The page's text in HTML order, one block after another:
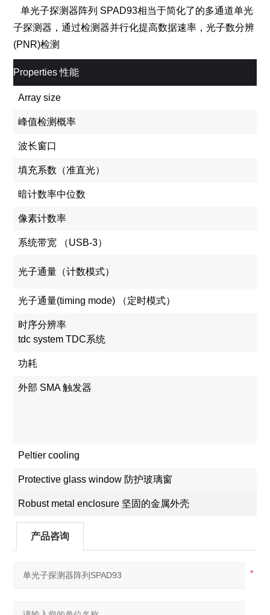
单光子探测器阵列 SPAD93相当于简化了的多通道单光
子探测器，通过检测器并行化提高数据速率，光子数分辨
(PNR)检测
Properties 性能
Array size
峰值检测概率
波长窗口
填充系数（准直光）
暗计数率中位数
像素计数率
系统带宽 （USB-3）
光子通量（计数模式）
光子通量(timing mode) （定时模式）
时序分辨率
tdc system TDC系统
功耗
外部 SMA 触发器
Peltier cooling
Protective glass window 防护玻璃窗
Robust metal enclosure 坚固的金属外壳
产品咨询